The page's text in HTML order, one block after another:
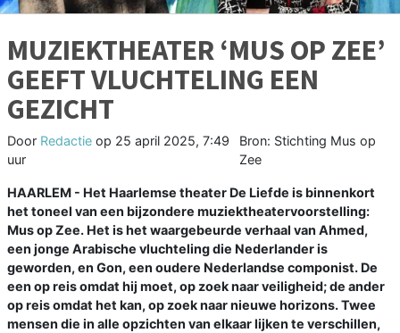
MUZIEKTHEATER ‘MUS OP ZEE’
GEEFT VLUCHTELING EEN
GEZICHT
Door Redactie op 25 april 2025, 7:49
uur
Bron: Stichting Mus op
Zee
HAARLEM - Het Haarlemse theater De Liefde is binnenkort
het toneel van een bijzondere muziektheatervoorstelling:
Mus op Zee. Het is het waargebeurde verhaal van Ahmed,
een jonge Arabische vluchteling die Nederlander is
geworden, en Gon, een oudere Nederlandse componist. De
een op reis omdat hij moet, op zoek naar veiligheid; de ander
op reis omdat het kan, op zoek naar nieuwe horizons. Twee
mensen die in alle opzichten van elkaar lijken te verschillen,